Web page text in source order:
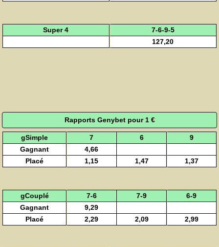
Super 4
7-6-9-5
127,20
Rapports Genybet pour 1 €
gSimple 7 6
9
Gagnant
4,66
Placé
1,15 1,47 1,37
gCouplé 7-6 7-9
6-9
Gagnant
9,29
Placé
2,29 2,09 2,99